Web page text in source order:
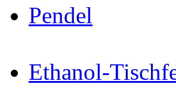
Pendel
Ethanol-